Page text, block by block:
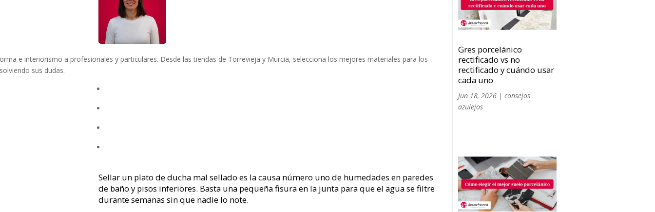
e interiorismo a profesionales y particulares. Desde las tiendas de Torrevieja y Murcia, selecciona los mejores materiales para los
sus dudas.
Sellar un plato de ducha mal sellado es la causa número uno de humedades en paredes
de baño y pisos inferiores. Basta una pequeña fisura en la junta para que el agua se filtre
durante semanas sin que nadie lo note.
Gres porcelánico
rectificado vs no
rectificado y cuándo usar
cada uno
Jun 18, 2026| consejos
azulejos